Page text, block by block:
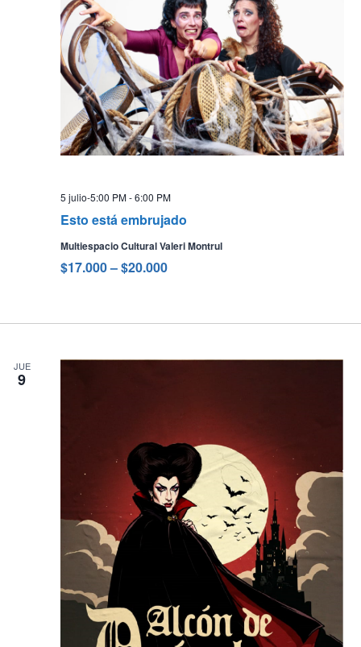
Esto está embrujado
5 julio-5:00 PM-6:00 PM
Multiespacio Cultural Valeri Montrul
$17.000 – $20.000
JUE
9